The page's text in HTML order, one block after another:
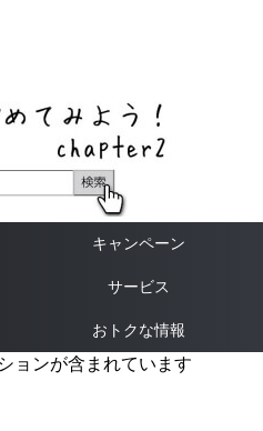
キャンペーン
サービス
おトクな情報
ョンが含まれています